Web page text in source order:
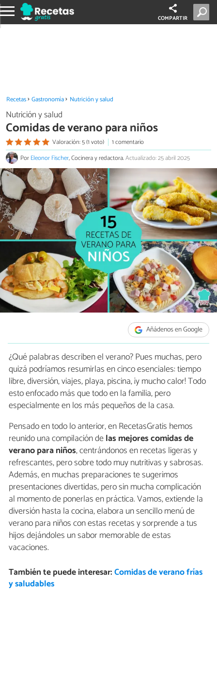
COMPARTIR
Recetas Gastronomía Nutrición y salud
Nutrición y salud
Comidas de verano para niños
Valoración: 5 (1 voto)
1 comentario
PorEleonor Fischer, Cocinera y redactora.Actualizado: 25 abril 2025
Añádenos en Google
¿Qué palabras describen el verano? Pues muchas, pero
quizá podríamos resumirlas en cinco esenciales: tiempo
libre, diversión, viajes, playa, piscina, ¡y mucho calor! Todo
esto enfocado más que todo en la familia, pero
especialmente en los más pequeños de la casa.
Pensado en todo lo anterior, en RecetasGratis hemos
reunido una compilación delas mejores comidas de
verano para niños, centrándonos en recetas ligeras y
refrescantes, pero sobre todo muy nutritivas y sabrosas.
Además, en muchas preparaciones te sugerimos
presentaciones divertidas, pero sin mucha complicación
al momento de ponerlas en práctica. Vamos, extiende la
diversión hasta la cocina, elabora un sencillo menú de
verano para niños con estas recetas y sorprende a tus
hijos dejándoles un sabor memorable de estas
vacaciones.
También te puede interesar:Comidas de verano frías
y saludables